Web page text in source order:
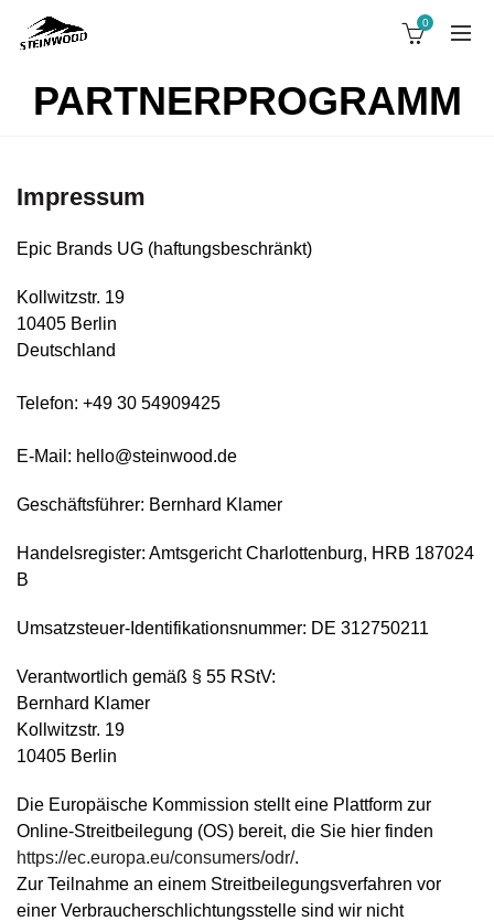
0
PARTNERPROGRAMM
Impressum
Epic Brands UG (haftungsbeschränkt)
Kollwitzstr. 19
10405 Berlin
Deutschland
Telefon: +49 30 54909425
E-Mail: hello@steinwood.de
Geschäftsführer: Bernhard Klamer
Handelsregister: Amtsgericht Charlottenburg, HRB 187024
B
Umsatzsteuer-Identifikationsnummer: DE 312750211
Verantwortlich gemäß § 55 RStV:
Bernhard Klamer
Kollwitzstr. 19
10405 Berlin
Die Europäische Kommission stellt eine Plattform zur
Online-Streitbeilegung (OS) bereit, die Sie hier finden
https://ec.europa.eu/consumers/odr/.
Zur Teilnahme an einem Streitbeilegungsverfahren vor
einer Verbraucherschlichtungsstelle sind wir nicht